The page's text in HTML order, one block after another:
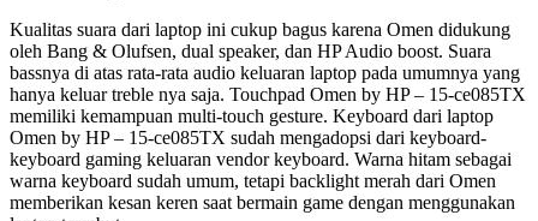
Kualitas suara dari laptop ini cukup bagus karena Omen didukung
oleh Bang & Olufsen, dual speaker, dan HP Audio boost. Suara
bassnya di atas rata-rata audio keluaran laptop pada umumnya yang
hanya keluar treble nya saja. Touchpad Omen by HP – 15-ce085TX
memiliki kemampuan multi-touch gesture. Keyboard dari laptop
Omen by HP – 15-ce085TX sudah mengadopsi dari keyboard-
keyboard gaming keluaran vendor keyboard. Warna hitam sebagai
warna keyboard sudah umum, tetapi backlight merah dari Omen
memberikan kesan keren saat bermain game dengan menggunakan